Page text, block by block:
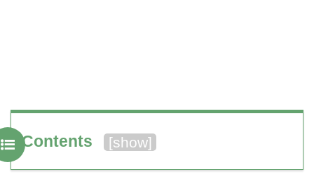
Contents [show]